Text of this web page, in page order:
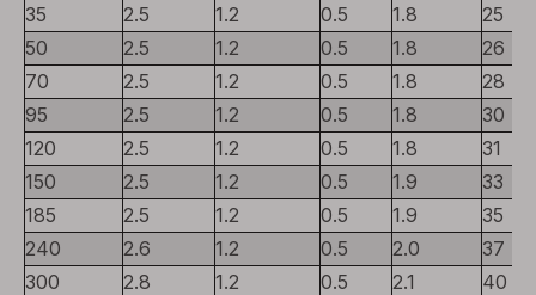
35
2.5 1.2 0.5 1.8
25
50
2.5 1.2 0.5 1.8
26
70
2.5 1.2 0.5 1.8
28
95
2.5 1.2 0.5 1.8
30
120
2.5 1.2 0.5 1.8
31
150
2.5 1.2 0.5 1.9
33
185
2.5 1.2 0.5 1.9
35
240
2.6 1.2 0.5 2.0
37
300
2.8 1.2 0.5 2.1
40